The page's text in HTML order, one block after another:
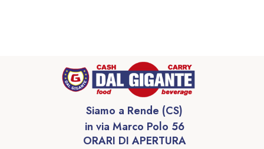
Siamo a Rende (CS)
in via Marco Polo 56
ORARI DI APERTURA